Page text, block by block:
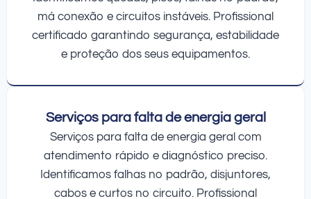
má conexão e circuitos instáveis. Profissional
certificado garantindo segurança, estabilidade
e proteção dos seus equipamentos.
Serviços para falta de energia geral
Serviços para falta de energia geral com
atendimento rápido e diagnóstico preciso.
Identificamos falhas no padrão, disjuntores,
cabos e curtos no circuito. Profissional